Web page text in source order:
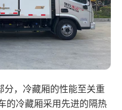
分，冷藏厢的性能至关重
的冷藏厢采用先进的隔热